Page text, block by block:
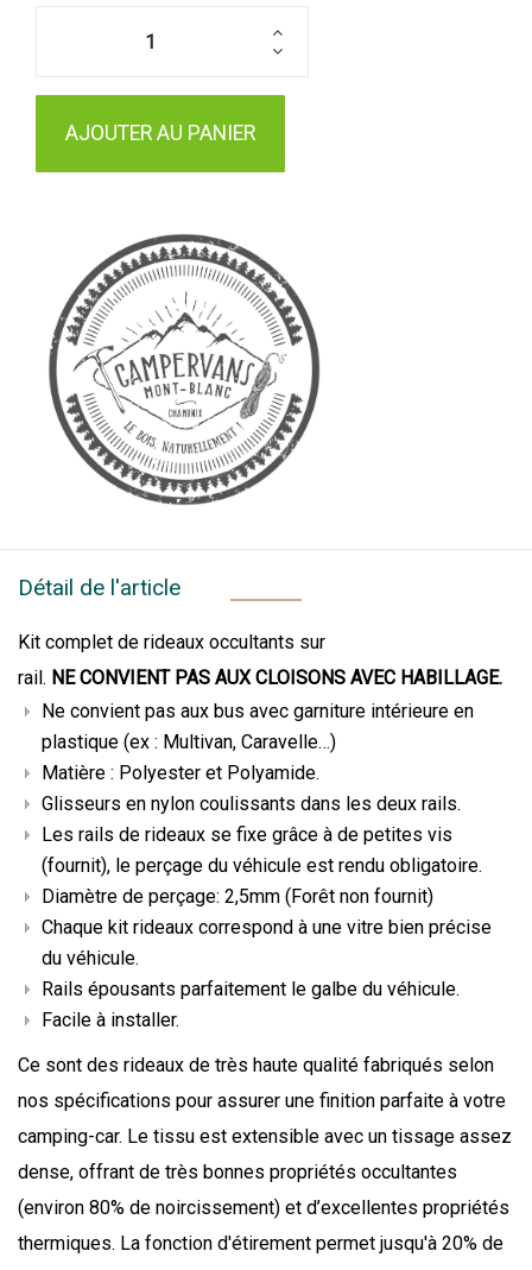
AJOUTER AU PANIER
Détail de l'article
Kit complet de rideaux occultants sur
rail. NE CONVIENT PAS AUX CLOISONS AVEC HABILLAGE.
Ne convient pas aux bus avec garniture intérieure en
plastique (ex : Multivan, Caravelle…)
Matière : Polyester et Polyamide.
Glisseurs en nylon coulissants dans les deux rails.
Les rails de rideaux se fixe grâce à de petites vis
(fournit), le perçage du véhicule est rendu obligatoire.
Diamètre de perçage: 2,5mm (Forêt non fournit)
Chaque kit rideaux correspond à une vitre bien précise
du véhicule.
Rails épousants parfaitement le galbe du véhicule.
Facile à installer.
Ce sont des rideaux de très haute qualité fabriqués selon
nos spécifications pour assurer une finition parfaite à votre
camping-car. Le tissu est extensible avec un tissage assez
dense, offrant de très bonnes propriétés occultantes
(environ 80% de noircissement) et d’excellentes propriétés
thermiques. La fonction d'étirement permet jusqu'à 20% de